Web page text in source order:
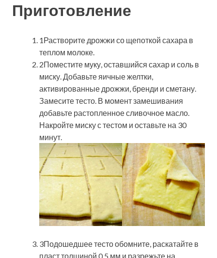
Приготовление
1Растворите дрожжи со щепоткой сахара в
теплом молоке.
2Поместите муку, оставшийся сахар и соль в
миску. Добавьте яичные желтки,
активированные дрожжи, бренди и сметану.
Замесите тесто. В момент замешивания
добавьте растопленное сливочное масло.
Накройте миску с тестом и оставьте на 30
минут.
3Подошедшее тесто обомните, раскатайте в
пласт толщиной 0,5 мм и разрежьте на